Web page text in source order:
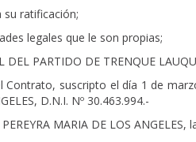
su ratificación;
legales que le son propias;
PARTIDO DE TRENQUE
Contrato, suscripto el día 1 de
D.N.I. Nº 30.463.994.-
MARIA DE LOS